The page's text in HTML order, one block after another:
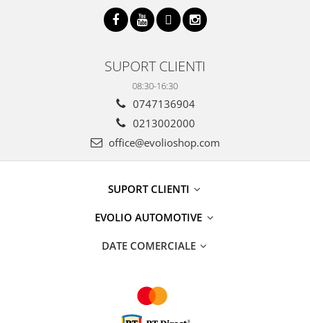
SUPORT CLIENTI
08:30-16:30
0747136904
0213002000
office@evolioshop.com
SUPORT CLIENTI
EVOLIO AUTOMOTIVE
DATE COMERCIALE